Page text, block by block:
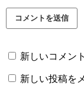
新しいコメン
新しい投稿を